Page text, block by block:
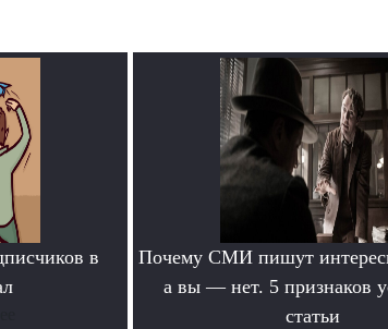
в
Почему СМИ пишут
а вы — нет. 5 признаков
статьи